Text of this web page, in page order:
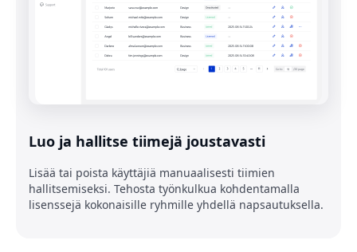
Luo ja hallitse tiimejä joustavasti
Lisää tai poista käyttäjiä manuaalisesti tiimien
hallitsemiseksi. Tehosta työnkulkua kohdentamalla
lisenssejä kokonaisille ryhmille yhdellä napsautuksella.